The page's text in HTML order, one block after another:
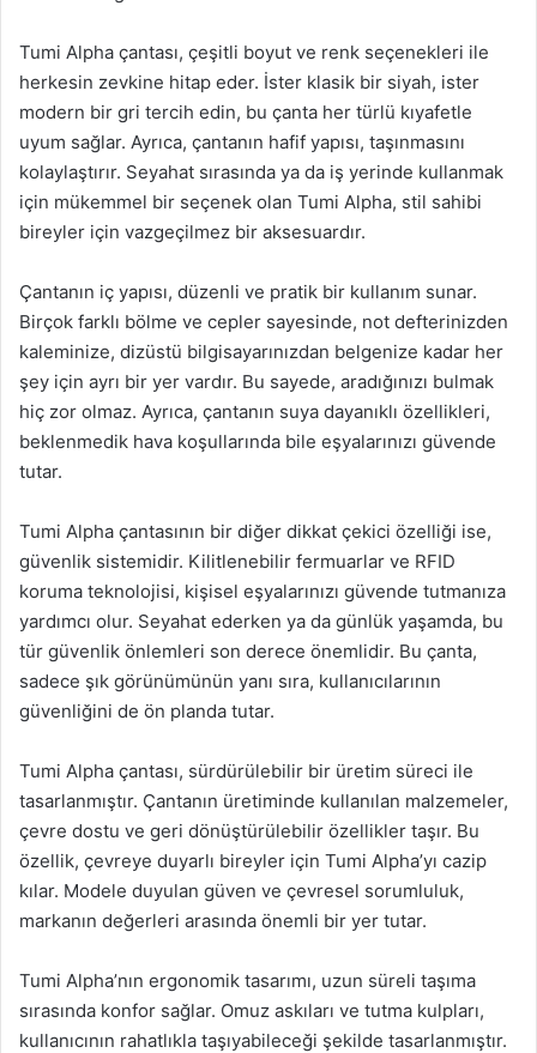
Tumi Alpha çantası, çeşitli boyut ve renk seçenekleri ile
herkesin zevkine hitap eder. İster klasik bir siyah, ister
modern bir gri tercih edin, bu çanta her türlü kıyafetle
uyum sağlar. Ayrıca, çantanın hafif yapısı, taşınmasını
kolaylaştırır. Seyahat sırasında ya da iş yerinde kullanmak
için mükemmel bir seçenek olan Tumi Alpha, stil sahibi
bireyler için vazgeçilmez bir aksesuardır.
Çantanın iç yapısı, düzenli ve pratik bir kullanım sunar.
Birçok farklı bölme ve cepler sayesinde, not defterinizden
kaleminize, dizüstü bilgisayarınızdan belgenize kadar her
şey için ayrı bir yer vardır. Bu sayede, aradığınızı bulmak
hiç zor olmaz. Ayrıca, çantanın suya dayanıklı özellikleri,
beklenmedik hava koşullarında bile eşyalarınızı güvende
tutar.
Tumi Alpha çantasının bir diğer dikkat çekici özelliği ise,
güvenlik sistemidir. Kilitlenebilir fermuarlar ve RFID
koruma teknolojisi, kişisel eşyalarınızı güvende tutmanıza
yardımcı olur. Seyahat ederken ya da günlük yaşamda, bu
tür güvenlik önlemleri son derece önemlidir. Bu çanta,
sadece şık görünümünün yanı sıra, kullanıcılarının
güvenliğini de ön planda tutar.
Tumi Alpha çantası, sürdürülebilir bir üretim süreci ile
tasarlanmıştır. Çantanın üretiminde kullanılan malzemeler,
çevre dostu ve geri dönüştürülebilir özellikler taşır. Bu
özellik, çevreye duyarlı bireyler için Tumi Alpha’yı cazip
kılar. Modele duyulan güven ve çevresel sorumluluk,
markanın değerleri arasında önemli bir yer tutar.
Tumi Alpha’nın ergonomik tasarımı, uzun süreli taşıma
sırasında konfor sağlar. Omuz askıları ve tutma kulpları,
kullanıcının rahatlıkla taşıyabileceği şekilde tasarlanmıştır.